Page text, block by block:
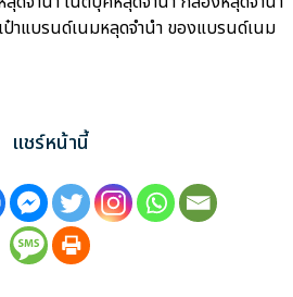
ป๋าแบรนด์เนมหลุดจำนำ ของแบรนด์เนม
แชร์หน้านี้